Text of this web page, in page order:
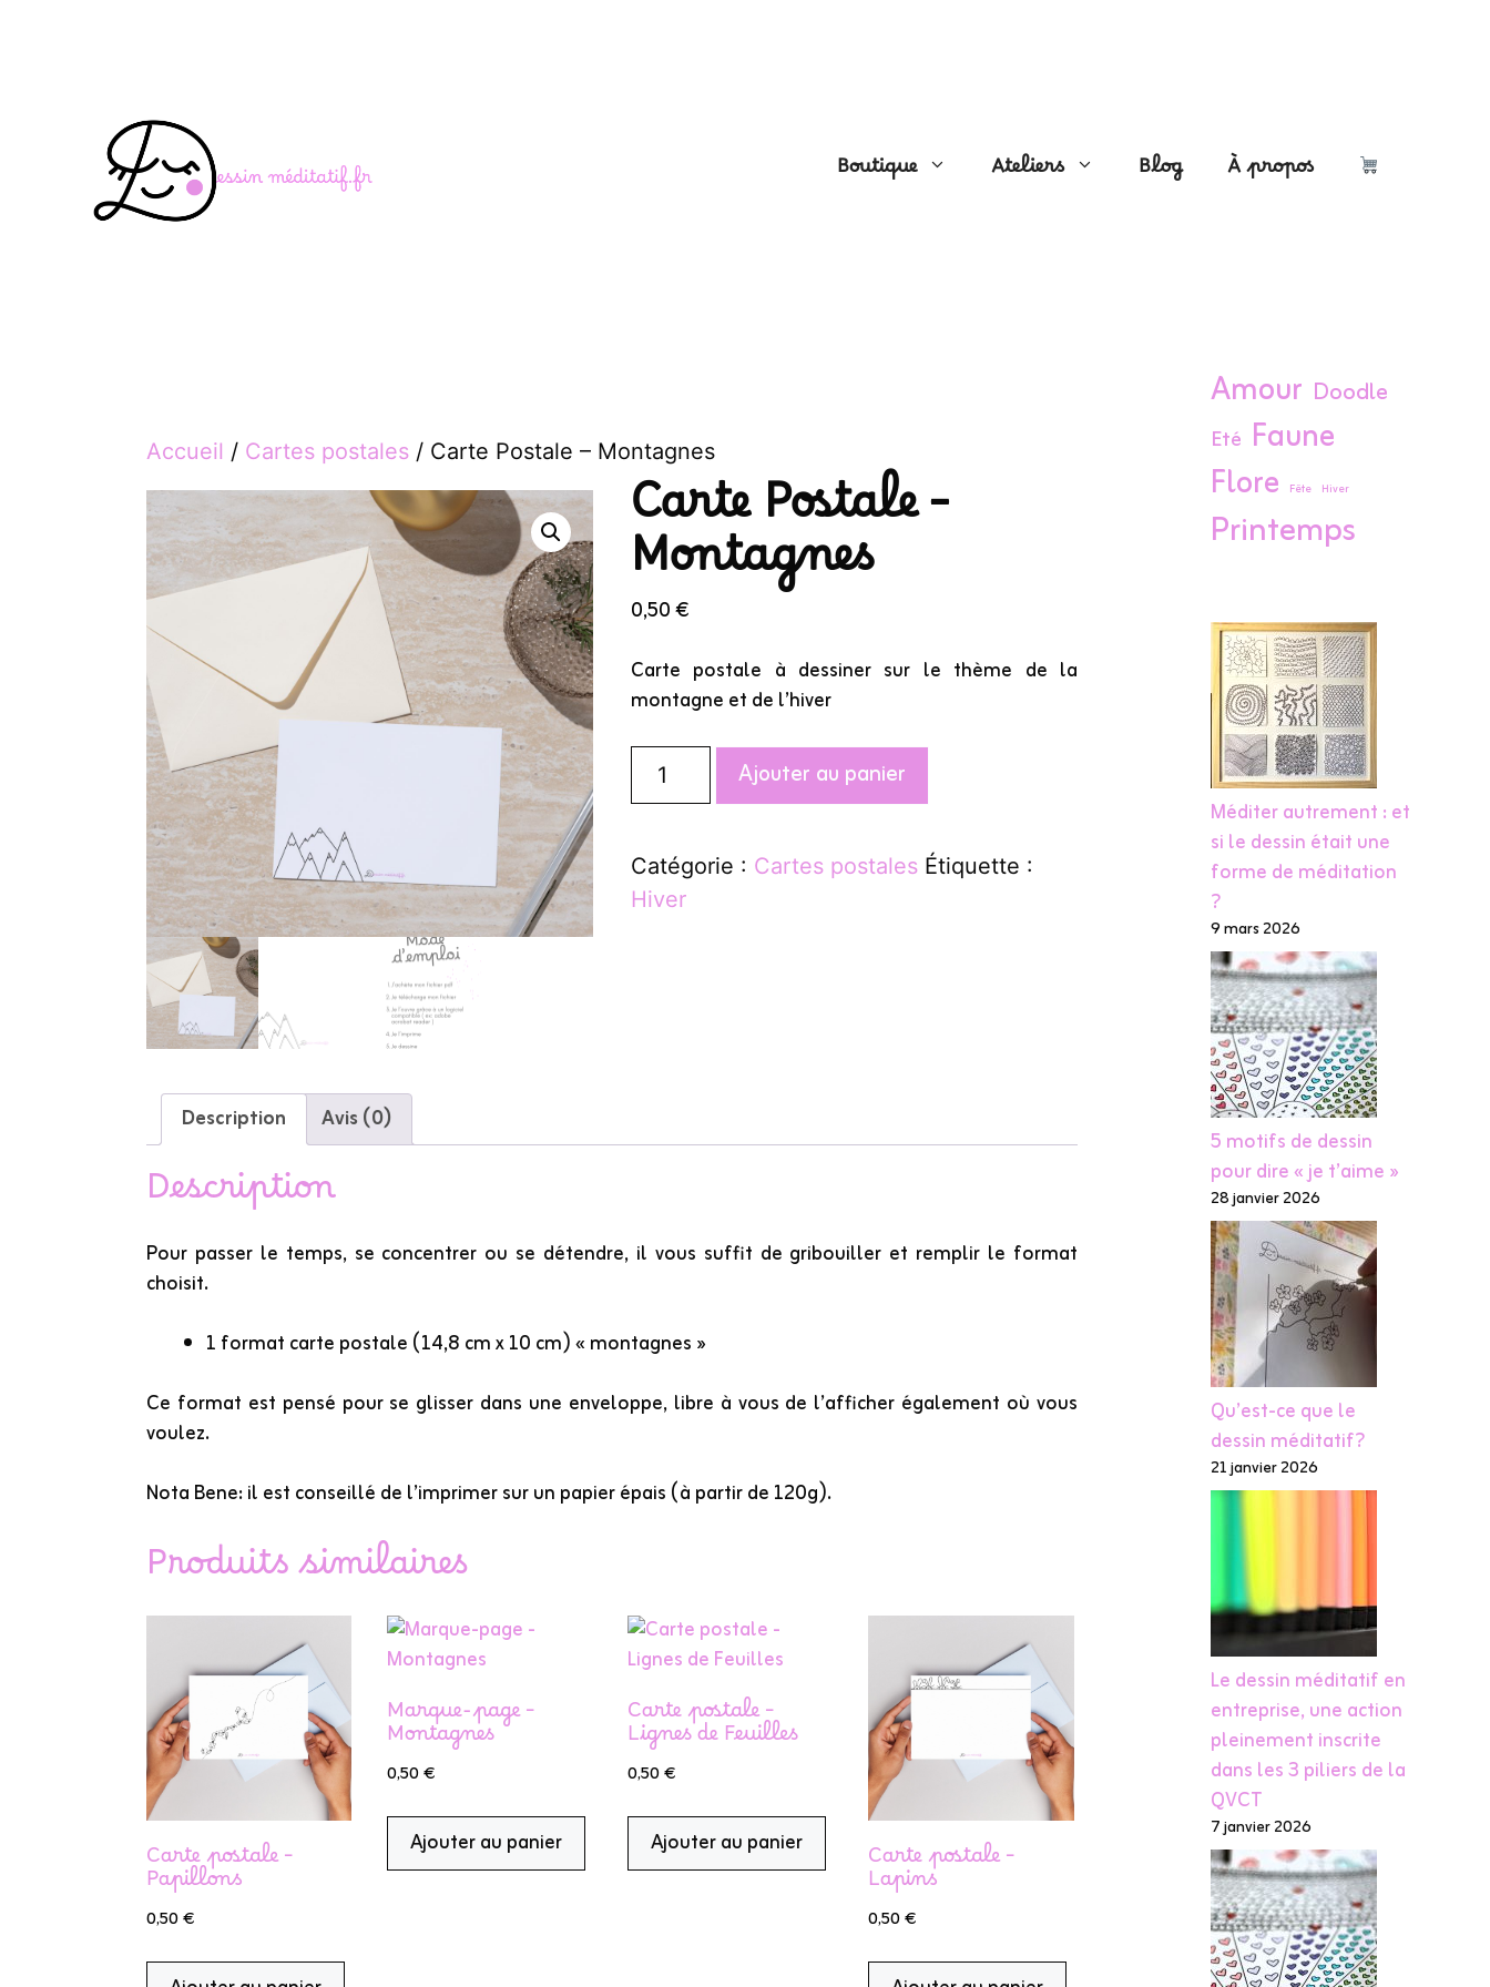
Boutique Ateliers Blog À propos
Accueil / Cartes postales / Carte Postale – Montagnes
Carte Postale –
Montagnes
0,50€
Carte postale à dessiner sur le thème de la
montagne et de l’hiver
quantité
Postale
-
Ajouter au panier
Catégorie : Cartes postales Étiquette :
Hiver
Description Avis (0)
Description
Pour passer le temps, se concentrer ou se détendre, il vous suffit de gribouiller et remplir le format
choisit.
1 format carte postale (14,8 cm x 10 cm) « montagnes »
Ce format est pensé pour se glisser dans une enveloppe, libre à vous de l’afficher également où vous
voulez.
Nota Bene: il est conseillé de l’imprimer sur un papier épais (à partir de 120g).
Produits similaires
Carte postale –
Papillons
0,50€
Marque-page –
Montagnes
0,50€
Ajouter au panier
Carte postale –
Lignes de Feuilles
0,50€
Ajouter au panier Carte postale –
Lapins
0,50€
Amour Doodle
Eté Faune
Flore
Fête Hiver
Printemps
Méditer autrement : et
si le dessin était une
forme de méditation
?
9 mars 2026
5 motifs de dessin
pour dire « je t’aime »
28 janvier 2026
Qu’est-ce que le
dessin méditatif?
21 janvier 2026
Le dessin méditatif en
entreprise, une action
pleinement inscrite
dans les 3 piliers de la
QVCT
7 janvier 2026